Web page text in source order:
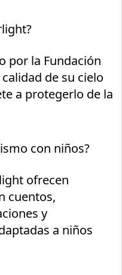
por la Fundación
de su cielo
a protegerlo de la
con niños?
ofrecen
cuentos,
y
a niños